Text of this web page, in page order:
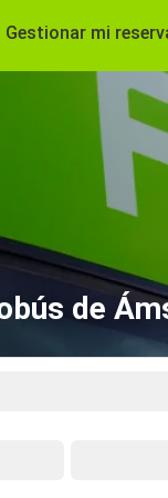
Gestionar mi
de